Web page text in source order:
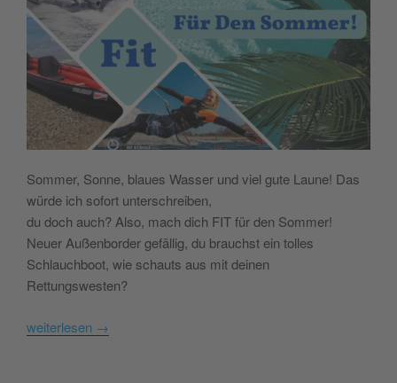
Sommer, Sonne, blaues Wasser und viel gute Laune! Das
würde ich sofort unterschreiben,
du doch auch? Also, mach dich FIT für den Sommer!
Neuer Außenborder gefällig, du brauchst ein tolles
Schlauchboot, wie schauts aus mit deinen
Rettungswesten?
weiterlesen →